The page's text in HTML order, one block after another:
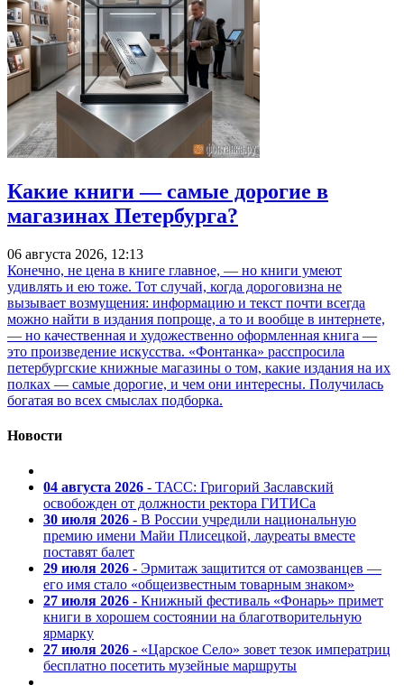
Какие книги — самые дорогие в
магазинах Петербурга?
06 августа 2026, 12:13
Конечно, не цена в книге главное, — но книги умеют
удивлять и ею тоже. Тот случай, когда дороговизна не
вызывает возмущения: информацию и текст почти всегда
можно найти в издания попроще, а то и вообще в интернете,
— но качественная и художественно оформленная книга —
это произведение искусства. «Фонтанка» расспросила
петербургские книжные магазины о том, какие издания на их
полках — самые дорогие, и чем они интересны. Получилась
богатая во всех смыслах подборка.
Новости
04 августа 2026 - ТАСС: Григорий Заславский
освобожден от должности ректора ГИТИСа
30 июля 2026 - В России учредили национальную
премию имени Майи Плисецкой, лауреаты вместе
поставят балет
29 июля 2026 - Эрмитаж защитится от самозванцев —
его имя стало «общеизвестным товарным знаком»
27 июля 2026 - Книжный фестиваль «Фонарь» примет
книги в хорошем состоянии на благотворительную
ярмарку
27 июля 2026 - «Царское Село» зовет тезок императриц
бесплатно посетить музейные маршруты